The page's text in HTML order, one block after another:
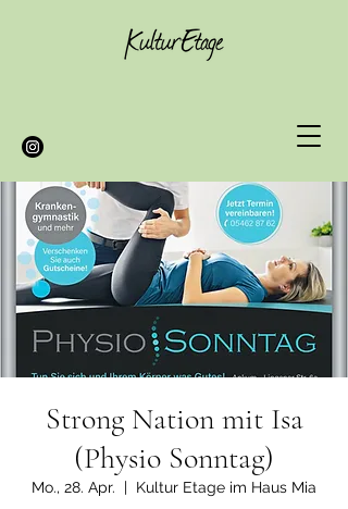
Strong Nation mit Isa
(Physio Sonntag)
Mo., 28. Apr.
  |
Kultur Etage im Haus Mia